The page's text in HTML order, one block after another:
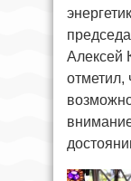
Алексей
отметил,